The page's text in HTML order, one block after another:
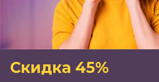
Скидка 45%